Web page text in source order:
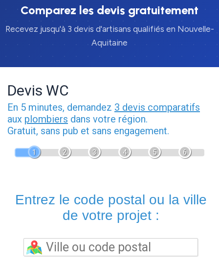
Comparez les devis gratuitement
Recevez jusqu'à 3 devis d'artisans qualifiés en Nouvelle-
Aquitaine
Devis WC
En 5 minutes, demandez 3 devis comparatifs
aux plombiers dans votre région.
Gratuit, sans pub et sans engagement.
1 2 3 4 5 6
Entrez le code postal ou la ville
de votre projet :